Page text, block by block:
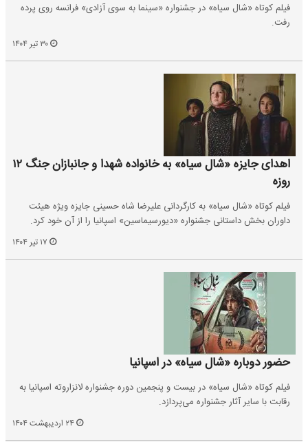
فیلم کوتاه «شال سیاه» در جشنواره «سینما به سوی آزادی» فرانسه روی پرده
رفت.
اهدای جایزه «شال سیاه» به خانواده شهدا و جانبازان جنگ ۱۲
روزه
فیلم کوتاه «شال سیاه» به کارگردانی علیرضا شاه حسینی جایزه ویژه هیئت
داوران بخش داستانی جشنواره «دیورسیماسین» اسپانیا را از آن خود کرد.
حضور دوباره «شال سیاه» در اسپانیا
فیلم کوتاه «شال سیاه» در بیست و پنجمین دوره جشنواره لانزاروته اسپانیا به
رقابت با سایر آثار جشنواره می‌پردازد.